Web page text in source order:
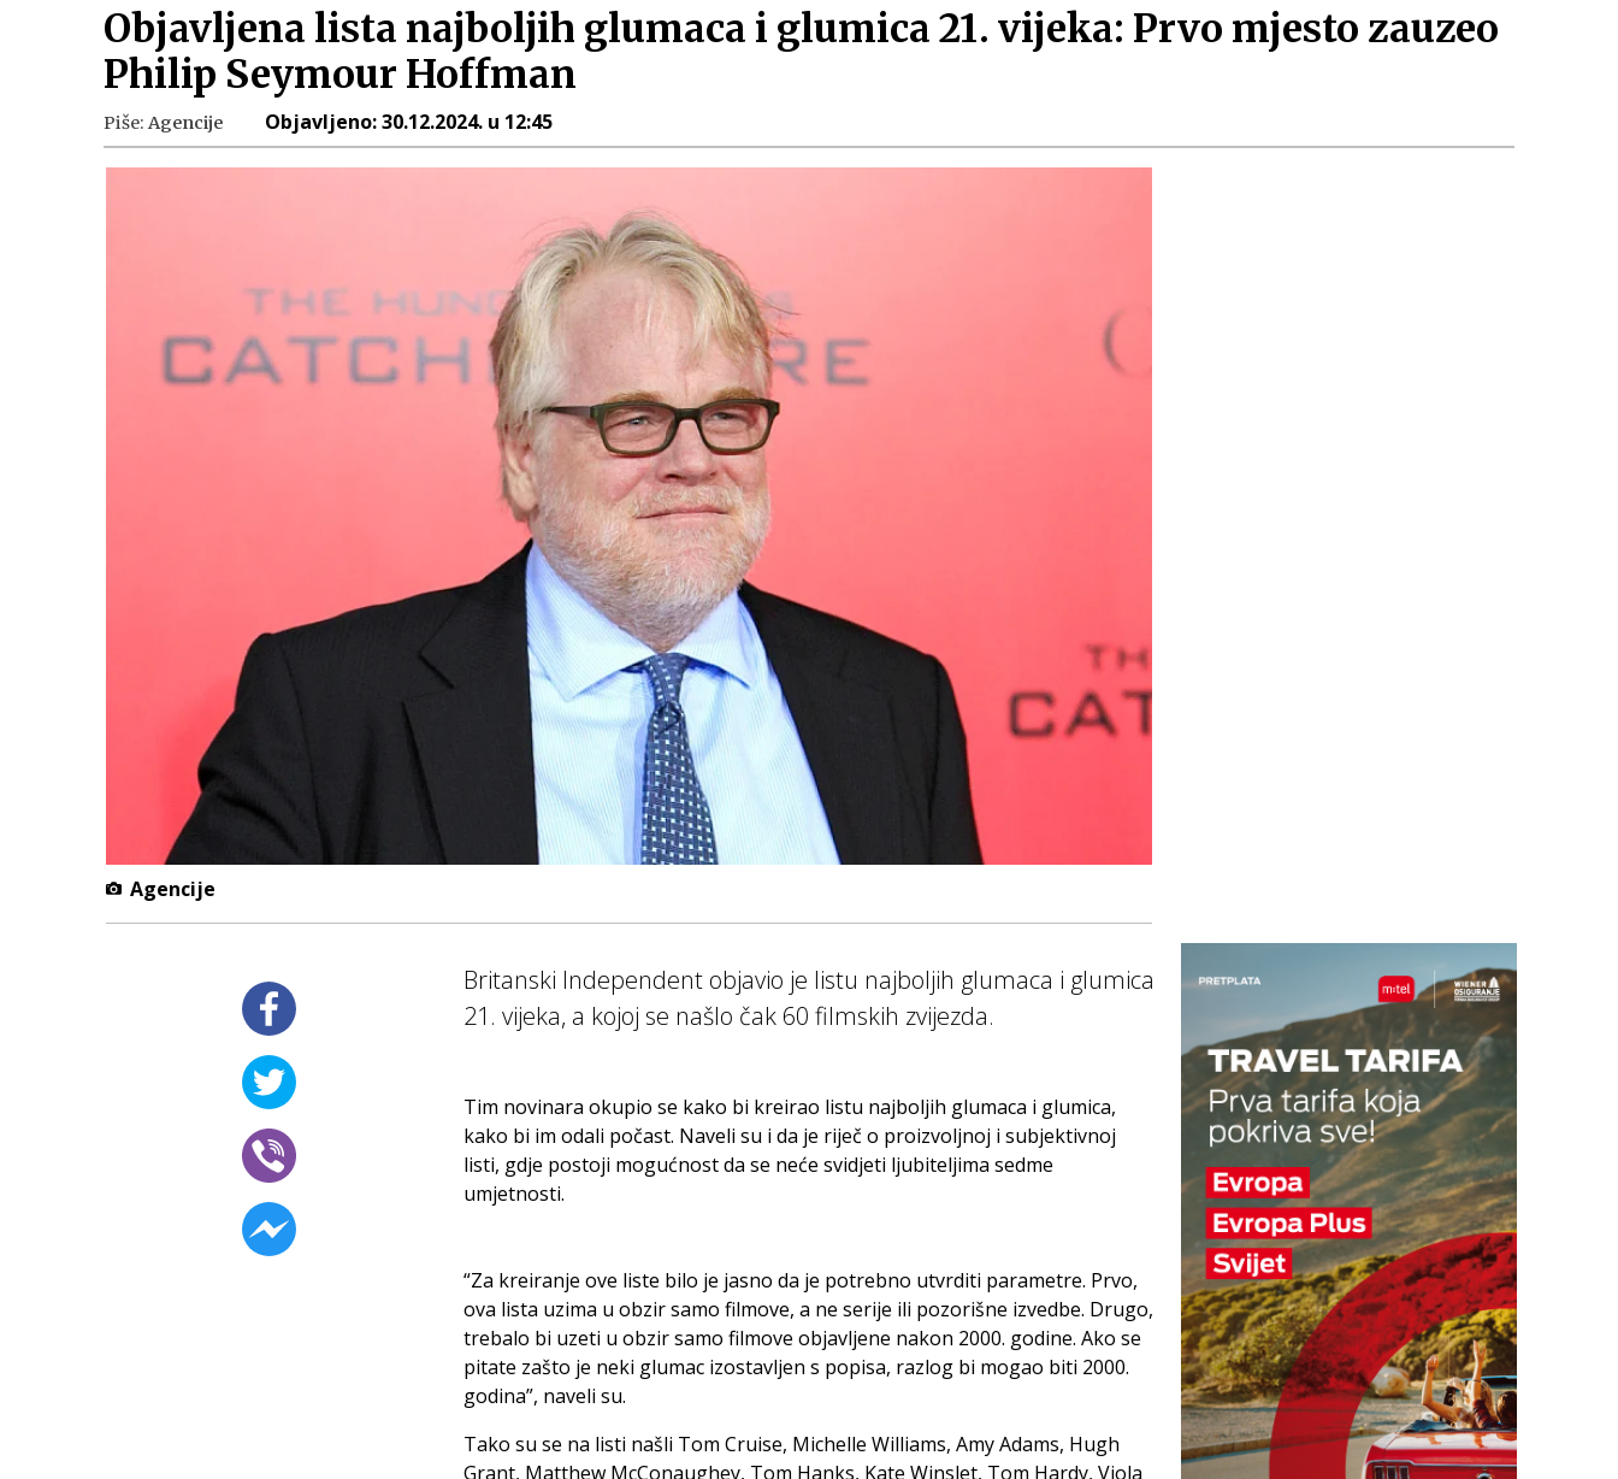
Objavljena lista najboljih glumaca i glumica 21. vijeka: Prvo mjesto zauzeo
Philip Seymour Hoffman
Piše: Agencije Objavljeno:30.12.2024. u 12:45
Agencije
Britanski Independent objavio je listu najboljih glumaca i glumica
21. vijeka, a kojoj se našlo čak 60 filmskih zvijezda.
Tim novinara okupio se kako bi kreirao listu najboljih glumaca i glumica,
kako bi im odali počast. Naveli su i da je riječ o proizvoljnoj i subjektivnoj
listi, gdje postoji mogućnost da se neće svidjeti ljubiteljima sedme
umjetnosti.
“Za kreiranje ove liste bilo je jasno da je potrebno utvrditi parametre. Prvo,
ova lista uzima u obzir samo filmove, a ne serije ili pozorišne izvedbe. Drugo,
trebalo bi uzeti u obzir samo filmove objavljene nakon 2000. godine. Ako se
pitate zašto je neki glumac izostavljen s popisa, razlog bi mogao biti 2000.
godina”, naveli su.
Tako su se na listi našli Tom Cruise, Michelle Williams, Amy Adams, Hugh
Grant, Matthew McConaughey, Tom Hanks, Kate Winslet, Tom Hardy, Viola